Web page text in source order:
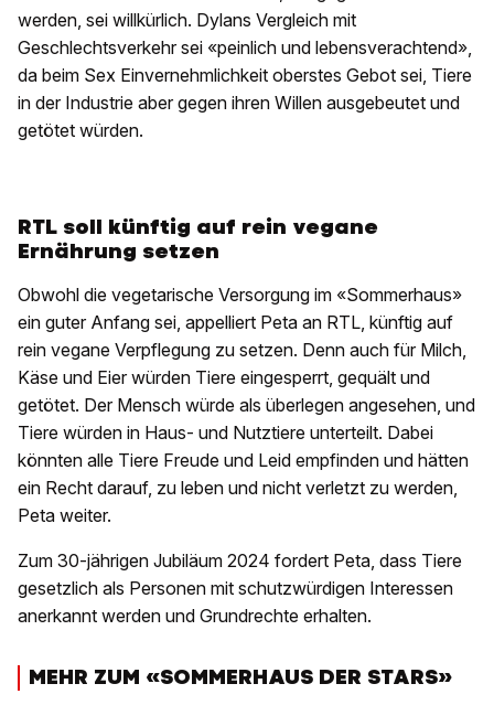
werden, sei willkürlich. Dylans Vergleich mit
Geschlechtsverkehr sei «peinlich und lebensverachtend»,
da beim Sex Einvernehmlichkeit oberstes Gebot sei, Tiere
in der Industrie aber gegen ihren Willen ausgebeutet und
getötet würden.
RTL soll künftig auf rein vegane
Ernährung setzen
Obwohl die vegetarische Versorgung im «Sommerhaus»
ein guter Anfang sei, appelliert Peta an RTL, künftig auf
rein vegane Verpflegung zu setzen. Denn auch für Milch,
Käse und Eier würden Tiere eingesperrt, gequält und
getötet. Der Mensch würde als überlegen angesehen, und
Tiere würden in Haus- und Nutztiere unterteilt. Dabei
könnten alle Tiere Freude und Leid empfinden und hätten
ein Recht darauf, zu leben und nicht verletzt zu werden,
Peta weiter.
Zum 30-jährigen Jubiläum 2024 fordert Peta, dass Tiere
gesetzlich als Personen mit schutzwürdigen Interessen
anerkannt werden und Grundrechte erhalten.
MEHR ZUM «SOMMERHAUS DER STARS»